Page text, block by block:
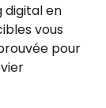
digital en
vous
pour